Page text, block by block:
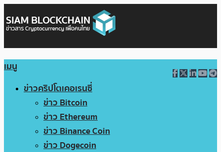
เมนู
ข่าวคริปโตเคอเรนซี่
ข่าว Bitcoin
ข่าว Ethereum
ข่าว Binance Coin
ข่าว Dogecoin